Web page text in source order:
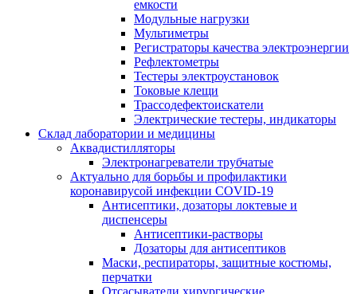
емкости
Модульные нагрузки
Мультиметры
Регистраторы качества электроэнергии
Рефлектометры
Тестеры электроустановок
Токовые клещи
Трассодефектоискатели
Электрические тестеры, индикаторы
Склад лаборатории и медицины
Аквадистилляторы
Электронагреватели трубчатые
Актуально для борьбы и профилактики
коронавирусой инфекции COVID-19
Антисептики, дозаторы локтевые и
диспенсеры
Антисептики-растворы
Дозаторы для антисептиков
Маски, респираторы, защитные костюмы,
перчатки
Отсасыватели хирургические